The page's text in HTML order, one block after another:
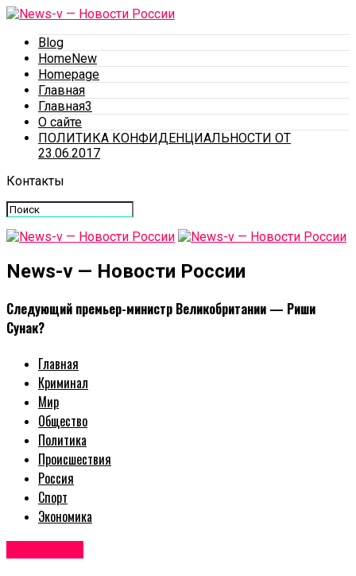
Blog
HomeNew
Homepage
Главная
Главная3
О сайте
ПОЛИТИКА КОНФИДЕНЦИАЛЬНОСТИ ОТ
23.06.2017
Контакты
News-v — Новости России
Следующий премьер-министр Великобритании — Риши
Сунак?
Главная
Криминал
Мир
Общество
Политика
Происшествия
Россия
Спорт
Экономика